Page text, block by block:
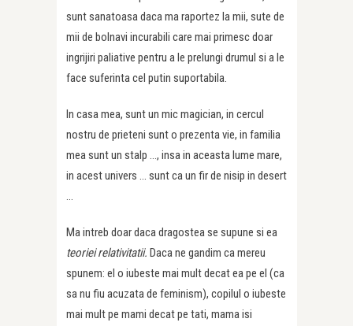
sunt sanatoasa daca ma raportez la mii, sute de
mii de bolnavi incurabili care mai primesc doar
ingrijiri paliative pentru a le prelungi drumul si a le
face suferinta cel putin suportabila.
In casa mea, sunt un mic magician, in cercul
nostru de prieteni sunt o prezenta vie, in familia
mea sunt un stalp …, insa in aceasta lume mare,
in acest univers … sunt ca un fir de nisip in desert
…
Ma intreb doar daca dragostea se supune si ea
teoriei relativitatii. Daca ne gandim ca mereu
spunem: el o iubeste mai mult decat ea pe el (ca
sa nu fiu acuzata de feminism), copilul o iubeste
mai mult pe mami decat pe tati, mama isi